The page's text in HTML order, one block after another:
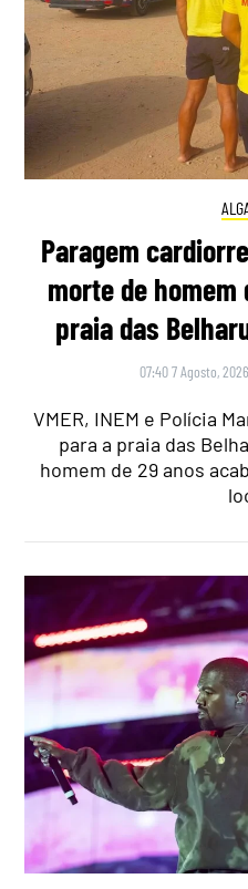
Paragem
morte de homem
praia das
07:40 7 Agosto, 2026
VMER, INEM e Polícia
para a praia das
homem de 29 anos